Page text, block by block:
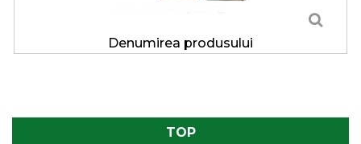
Denumirea produsului
TOP